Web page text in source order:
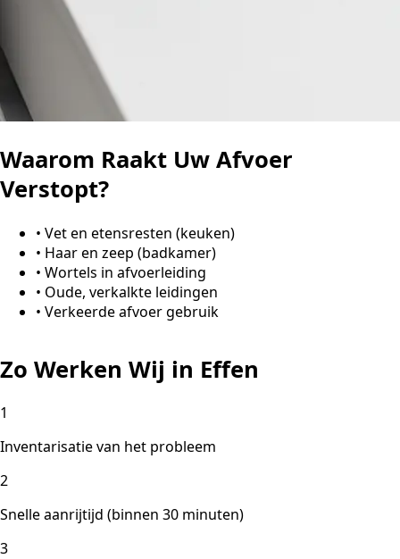
Waarom Raakt Uw Afvoer
Verstopt?
• Vet en etensresten (keuken)
• Haar en zeep (badkamer)
• Wortels in afvoerleiding
• Oude, verkalkte leidingen
• Verkeerde afvoer gebruik
Zo Werken Wij in Effen
1
Inventarisatie van het probleem
2
Snelle aanrijtijd (binnen 30 minuten)
3